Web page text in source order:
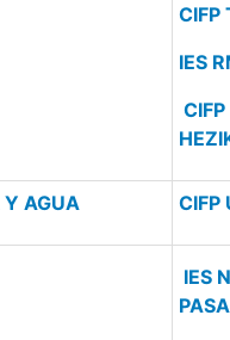
CIFP
IES
Y AGUA CIFP
IES